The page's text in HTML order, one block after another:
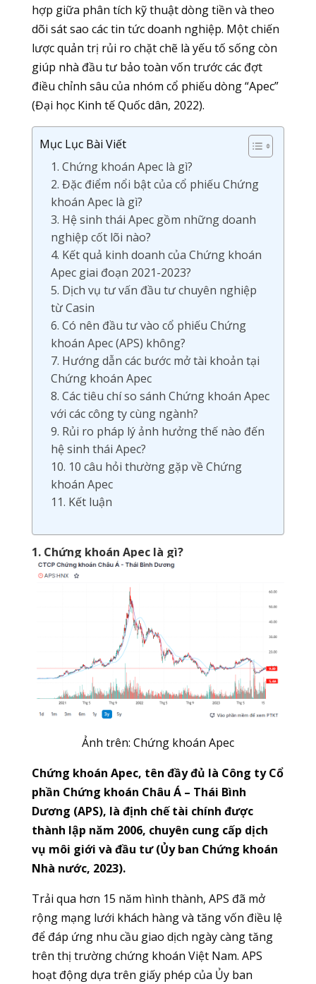
hợp giữa phân tích kỹ thuật dòng tiền và theo
dõi sát sao các tin tức doanh nghiệp. Một chiến
lược quản trị rủi ro chặt chẽ là yếu tố sống còn
giúp nhà đầu tư bảo toàn vốn trước các đợt
điều chỉnh sâu của nhóm cổ phiếu dòng “Apec”
(Đại học Kinh tế Quốc dân, 2022).
Mục Lục Bài Viết
1. Chứng khoán Apec là gì?
2. Đặc điểm nổi bật của cổ phiếu Chứng
khoán Apec là gì?
3. Hệ sinh thái Apec gồm những doanh
nghiệp cốt lõi nào?
4. Kết quả kinh doanh của Chứng khoán
Apec giai đoạn 2021-2023?
5. Dịch vụ tư vấn đầu tư chuyên nghiệp
từ Casin
6. Có nên đầu tư vào cổ phiếu Chứng
khoán Apec (APS) không?
7. Hướng dẫn các bước mở tài khoản tại
Chứng khoán Apec
8. Các tiêu chí so sánh Chứng khoán Apec
với các công ty cùng ngành?
9. Rủi ro pháp lý ảnh hưởng thế nào đến
hệ sinh thái Apec?
10. 10 câu hỏi thường gặp về Chứng
khoán Apec
11. Kết luận
1. Chứng khoán Apec là gì?
Ảnh trên: Chứng khoán Apec
Chứng khoán Apec, tên đầy đủ là Công ty Cổ
phần Chứng khoán Châu Á – Thái Bình
Dương (APS), là định chế tài chính được
thành lập năm 2006, chuyên cung cấp dịch
vụ môi giới và đầu tư (Ủy ban Chứng khoán
Nhà nước, 2023).
Trải qua hơn 15 năm hình thành, APS đã mở
rộng mạng lưới khách hàng và tăng vốn điều lệ
để đáp ứng nhu cầu giao dịch ngày càng tăng
trên thị trường chứng khoán Việt Nam. APS
hoạt động dựa trên giấy phép của Ủy ban